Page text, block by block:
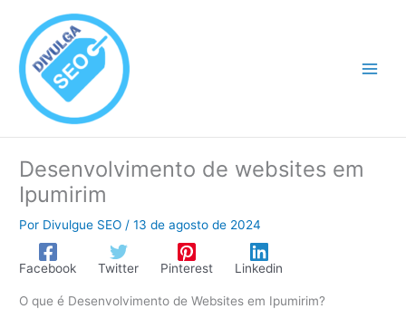
conteúdo
Desenvolvimento de websites em
Ipumirim
Por Divulgue SEO /13 de agosto de 2024
Facebook Twitter Pinterest Linkedin
O que é Desenvolvimento de Websites em Ipumirim?